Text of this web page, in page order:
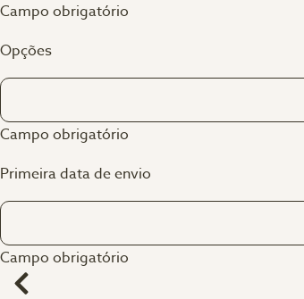
Campo obrigatório
Opções
Campo obrigatório
Primeira data de envio
Campo obrigatório